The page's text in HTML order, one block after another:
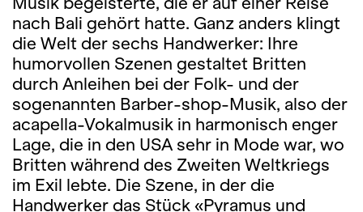
nach Bali gehört hatte. Ganz anders klingt
die Welt der sechs Handwerker: Ihre
humorvollen Szenen gestaltet Britten
durch Anleihen bei der Folk- und der
sogenannten Barber-shop-Musik, also der
acapella-Vokalmusik in harmonisch enger
Lage, die in den USA sehr in Mode war, wo
Britten während des Zweiten Weltkriegs
im Exil lebte. Die Szene, in der die
Handwerker das Stück «Pyramus und